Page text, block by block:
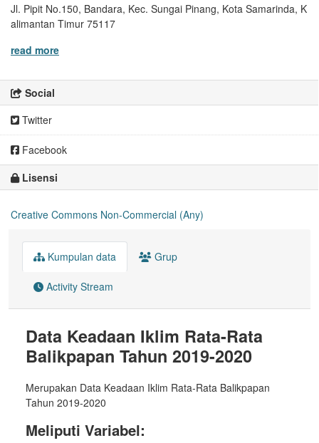
Jl. Pipit No.150, Bandara, Kec. Sungai Pinang, Kota Samarinda, K
alimantan Timur 75117
read more
Social
Twitter
Facebook
Lisensi
Creative Commons Non-Commercial (Any)
Kumpulan data Grup
Activity Stream
Data Keadaan Iklim Rata-Rata
Balikpapan Tahun 2019-2020
Merupakan Data Keadaan Iklim Rata-Rata Balikpapan
Tahun 2019-2020
Meliputi Variabel: